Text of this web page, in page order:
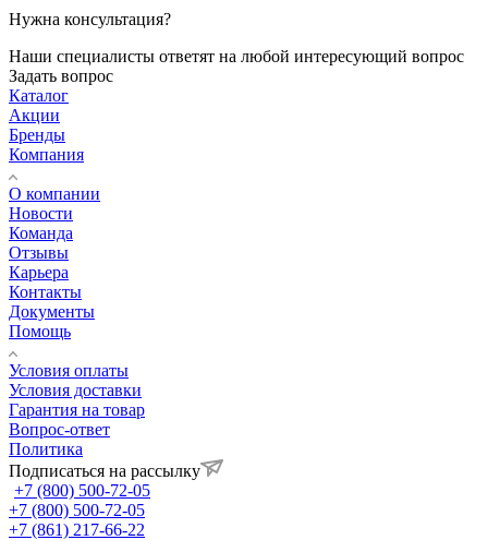
Нужна консультация?
Наши специалисты ответят на любой интересующий вопрос
Задать вопрос
Каталог
Акции
Бренды
Компания
О компании
Новости
Команда
Отзывы
Карьера
Контакты
Документы
Помощь
Условия оплаты
Условия доставки
Гарантия на товар
Вопрос-ответ
Политика
Подписаться на рассылку
+7 (800) 500-72-05
+7 (800) 500-72-05
+7 (861) 217-66-22